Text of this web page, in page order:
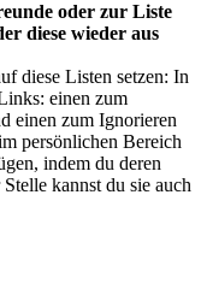
oder zur Liste
diese wieder aus
diese Listen setzen: In
einen zum
einen zum Ignorieren
persönlichen Bereich
indem du deren
kannst du sie auch